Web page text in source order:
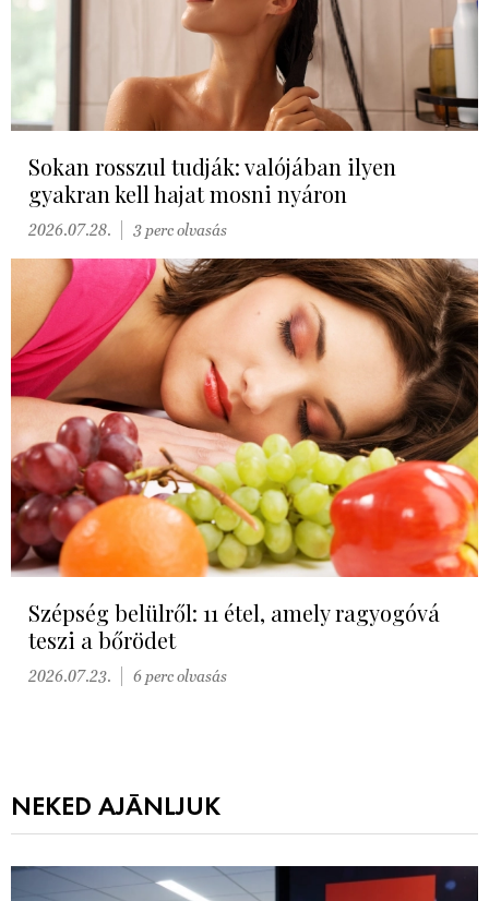
Sokan rosszul tudják: valójában ilyen
gyakran kell hajat mosni nyáron
2026.07.28. 3 perc olvasás
Szépség belülről: 11 étel, amely ragyogóvá
teszi a bőrödet
2026.07.23. 6 perc olvasás
NEKED AJÁNLJUK